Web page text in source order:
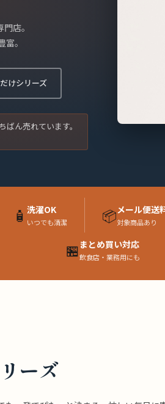
店。
。
けシリーズ
ん売れています。
🧴 洗濯OK
いつでも清潔 📦メール便送
対象商品あり
🏪 まとめ買い対応
飲食店・業務用にも
ーズ